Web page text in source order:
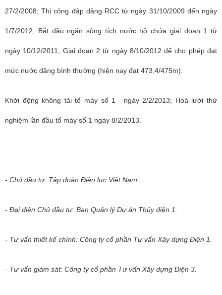
27/2/2008; Thi công đập dâng RCC từ ngày 31/10/2009 đến ngày
1/7/2012; Bắt đầu ngăn sông tích nước hồ chứa giai đoạn 1 từ
ngày 10/12/2011, Giai đoạn 2 từ ngày 8/10/2012 để cho phép đạt
mức nước dâng bình thường (hiện nay đạt 473,4/475m).
Khởi động không tải tổ máy số 1 ngày 2/2/2013; Hoà lưới thử
nghiệm lần đầu tổ máy số 1 ngày 8/2/2013.
- Chủ đầu tư: Tập đoàn Điện lực Việt Nam.
- Đại diện Chủ đầu tư: Ban Quản lý Dự án Thủy điện 1.
- Tư vấn thiết kế chính: Công ty cổ phần Tư vấn Xây dựng Điện 1.
- Tư vấn giám sát: Công ty cổ phần Tư vấn Xây dựng Điện 3.